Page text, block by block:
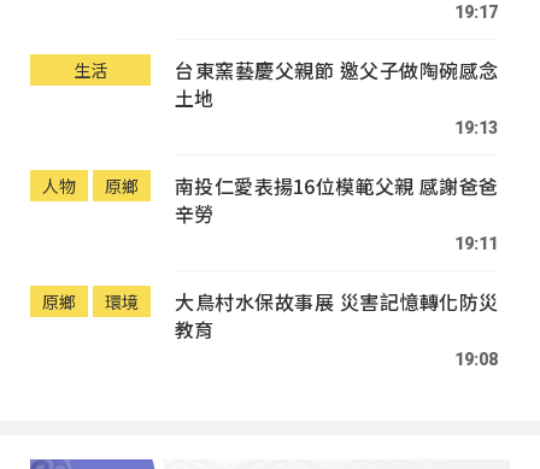
19:17
生活
台東窯藝慶父親節 邀父子做陶碗感念
土地
19:13
人物 原鄉
南投仁愛表揚16位模範父親 感謝爸爸
辛勞
19:11
原鄉 環境
大鳥村水保故事展 災害記憶轉化防災
教育
19:08